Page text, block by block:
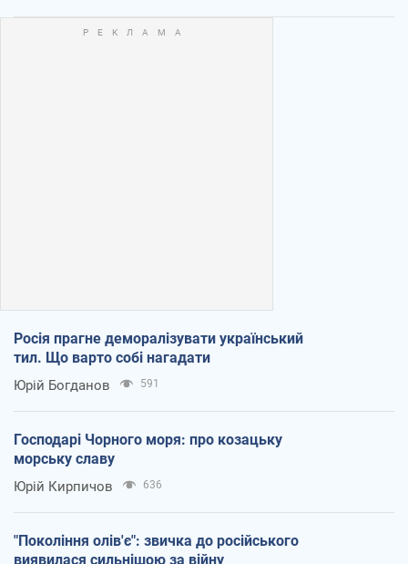
Росія прагне деморалізувати український
тил. Що варто собі нагадати
Юрій Богданов 591
Господарі Чорного моря: про козацьку
морську славу
Юрій Кирпичов 636
"Покоління олів'є": звичка до російського
виявилася сильнішою за війну